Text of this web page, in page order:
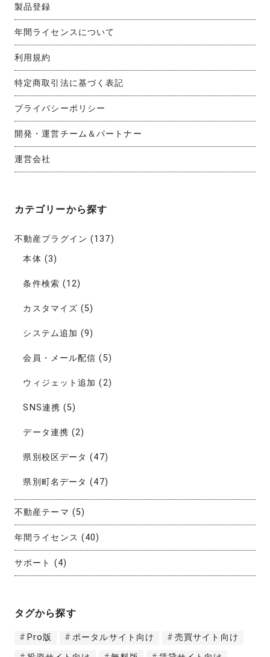
製品登録
年間ライセンスについて
利用規約
特定商取引法に基づく表記
プライバシーポリシー
開発・運営チーム＆パートナー
運営会社
カテゴリーから探す
不動産プラグイン (137)
本体 (3)
条件検索 (12)
カスタマイズ (5)
システム追加 (9)
会員・メール配信 (5)
ウィジェット追加 (2)
SNS連携 (5)
データ連携 (2)
県別校区データ (47)
県別町名データ (47)
不動産テーマ (5)
年間ライセンス (40)
サポート (4)
タグから探す
Pro版 ポータルサイト向け
売買サイト向け